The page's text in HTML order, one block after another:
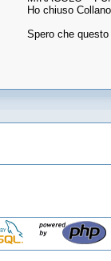
Ho chiuso
Spero che